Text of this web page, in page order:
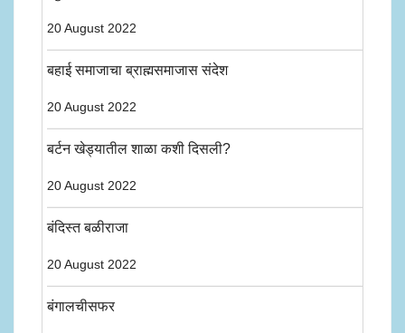
20 August 2022
बहाई समाजाचा ब्राह्मसमाजास संदेश
20 August 2022
बर्टन खेड्यातील शाळा कशी दिसली?
20 August 2022
बंदिस्त बळीराजा
20 August 2022
बंगालचीसफर